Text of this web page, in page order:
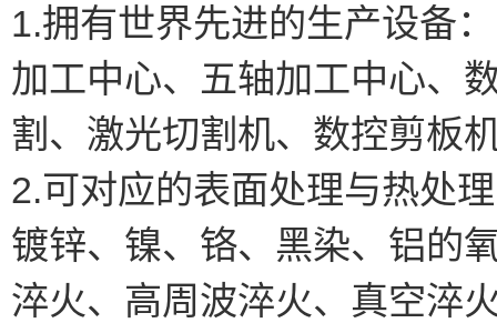
1.拥有世界先进的生产设备：
加工中心、五轴加工中心、
割、激光切割机、数控剪板
2.可对应的表面处理与热处
镀锌、镍、铬、黑染、铝的
淬火、高周波淬火、真空淬